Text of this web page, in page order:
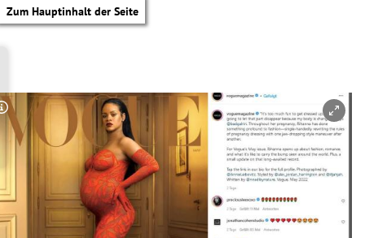
Zum Hauptinhalt der Seite
Copyright-Hinweis öffnen/schließen